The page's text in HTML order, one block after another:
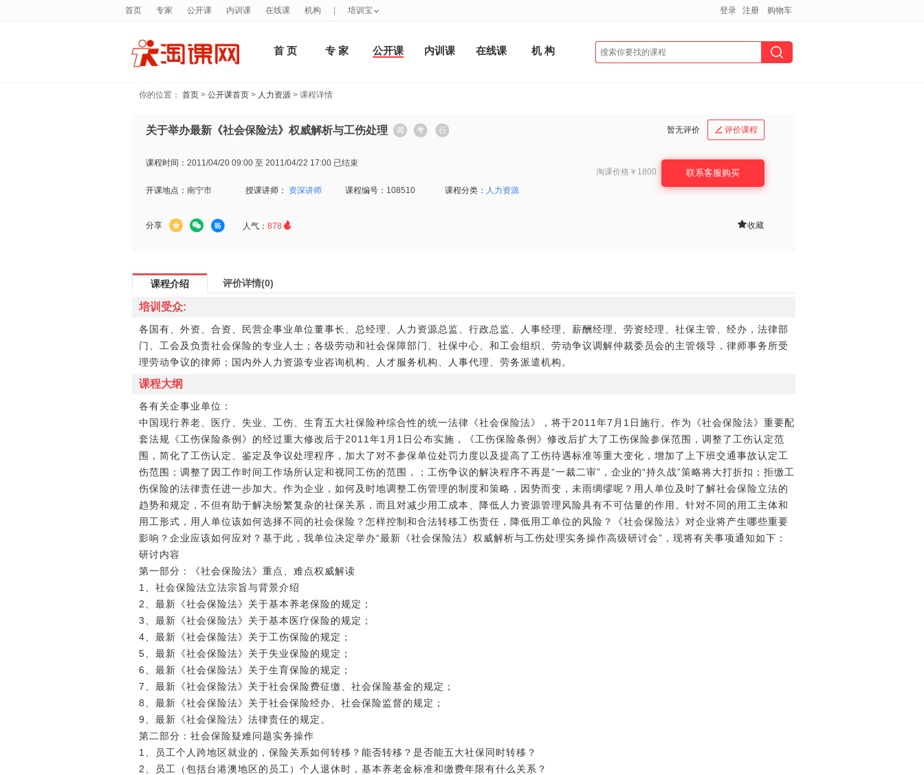
首 页 专 家 公开课 内训课 在线课 机 构
你的位置： 首页 > 公开课首页 > 人力资源 > 课程详情
关于举办最新《社会保险法》权威解析与工伤处理 暂无评价  评价课程
课程时间： 2011/04/20 09:00 至 2011/04/22 17:00 已结束
开课地点： 南宁市 授课讲师： 资深讲师 课程编号： 108510 课程分类： 人力资源
淘课价格 ￥1800 联系客服购买
分享 人气： 878  收藏
课程介绍 评价详情(0)
培训受众:
各国有、外资、合资、民营企事业单位董事长、总经理、人力资源总监、行政总监、人事经理、薪酬经理、劳资经理、社保主管、经办，法律部
门、工会及负责社会保险的专业人士；各级劳动和社会保障部门、社保中心、和工会组织、劳动争议调解仲裁委员会的主管领导，律师事务所受
理劳动争议的律师；国内外人力资源专业咨询机构、人才服务机构、人事代理、劳务派遣机构。
课程大纲
各有关企事业单位：
中国现行养老、医疗、失业、工伤、生育五大社保险种综合性的统一法律《社会保险法》，将于2011年7月1日施行。作为《社会保险法》重要配
套法规《工伤保险条例》的经过重大修改后于2011年1月1日公布实施，《工伤保险条例》修改后扩大了工伤保险参保范围，调整了工伤认定范
围，简化了工伤认定、鉴定及争议处理程序，加大了对不参保单位处罚力度以及提高了工伤待遇标准等重大变化，增加了上下班交通事故认定工
伤范围；调整了因工作时间工作场所认定和视同工伤的范围，；工伤争议的解决程序不再是“一裁二审”，企业的“持久战”策略将大打折扣；拒缴工
伤保险的法律责任进一步加大。作为企业，如何及时地调整工伤管理的制度和策略，因势而变，未雨绸缪呢？用人单位及时了解社会保险立法的
趋势和规定，不但有助于解决纷繁复杂的社保关系，而且对减少用工成本、降低人力资源管理风险具有不可估量的作用。针对不同的用工主体和
用工形式，用人单位该如何选择不同的社会保险？怎样控制和合法转移工伤责任，降低用工单位的风险？《社会保险法》对企业将产生哪些重要
影响？企业应该如何应对？基于此，我单位决定举办“最新《社会保险法》权威解析与工伤处理实务操作高级研讨会”，现将有关事项通知如下：
研讨内容
第一部分：《社会保险法》重点、难点权威解读
1、社会保险法立法宗旨与背景介绍
2、最新《社会保险法》关于基本养老保险的规定；
3、最新《社会保险法》关于基本医疗保险的规定；
4、最新《社会保险法》关于工伤保险的规定；
5、最新《社会保险法》关于失业保险的规定；
6、最新《社会保险法》关于生育保险的规定；
7、最新《社会保险法》关于社会保险费征缴、社会保险基金的规定；
8、最新《社会保险法》关于社会保险经办、社会保险监督的规定；
9、最新《社会保险法》法律责任的规定。
第二部分：社会保险疑难问题实务操作
1、员工个人跨地区就业的，保险关系如何转移？能否转移？是否能五大社保同时转移？
2、员工（包括台港澳地区的员工）个人退休时，基本养老金标准和缴费年限有什么关系？
首页 专家 公开课 内训课 在线课 机构 培训宝 登录 注册 购物车